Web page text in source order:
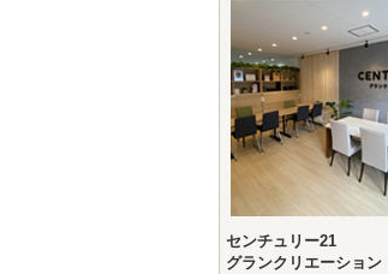
センチュリー21
グランクリエーション